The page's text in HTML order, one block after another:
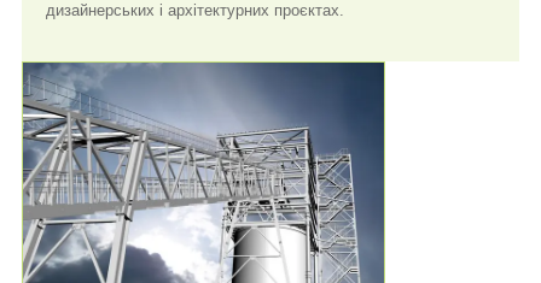
дизайнерських і архітектурних проєктах.